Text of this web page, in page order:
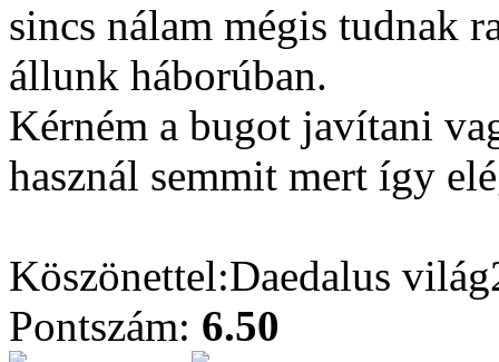
sincs nálam mégis tudnak
állunk háborúban.
Kérném a bugot javítani
használ semmit mert így
Köszönettel:Daedalus
Pontszám: 6.50